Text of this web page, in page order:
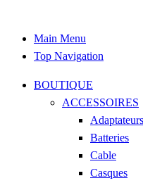
Main Menu
Top Navigation
BOUTIQUE
ACCESSOIRES
Batteries
Cable
Casques